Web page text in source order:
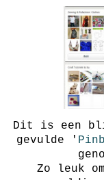
Dit is een
gevulde '
Zo leuk